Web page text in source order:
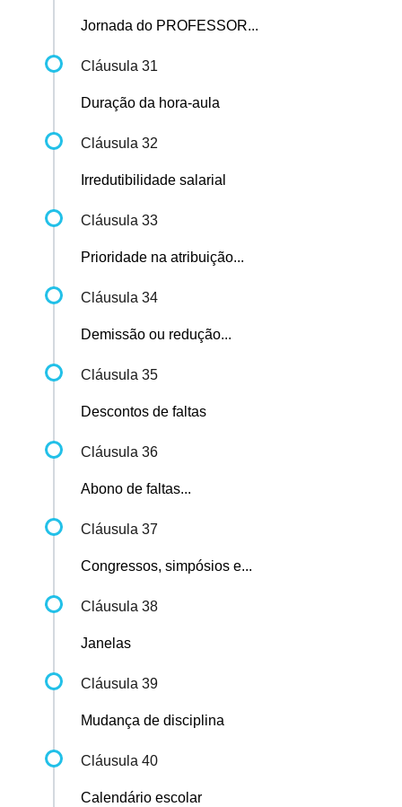
Jornada do PROFESSOR...
Cláusula 31
Duração da hora-aula
Cláusula 32
Irredutibilidade salarial
Cláusula 33
Prioridade na atribuição...
Cláusula 34
Demissão ou redução...
Cláusula 35
Descontos de faltas
Cláusula 36
Abono de faltas...
Cláusula 37
Congressos, simpósios e...
Cláusula 38
Janelas
Cláusula 39
Mudança de disciplina
Cláusula 40
Calendário escolar